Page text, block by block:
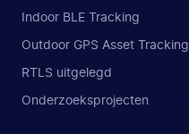
Indoor BLE Tracking
Outdoor GPS Asset Tracking
RTLS uitgelegd
Onderzoeksprojecten